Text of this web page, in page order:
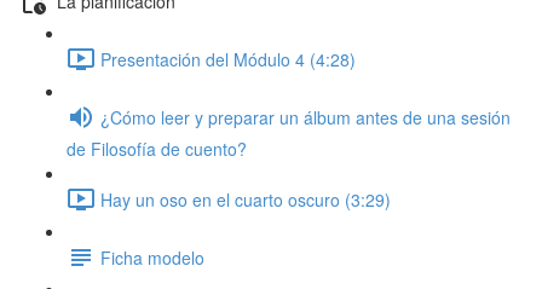
Presentación del Módulo 4 (4:28)
¿Cómo leer y preparar un álbum antes de una sesión
de Filosofía de cuento?
Hay un oso en el cuarto oscuro (3:29)
Ficha modelo